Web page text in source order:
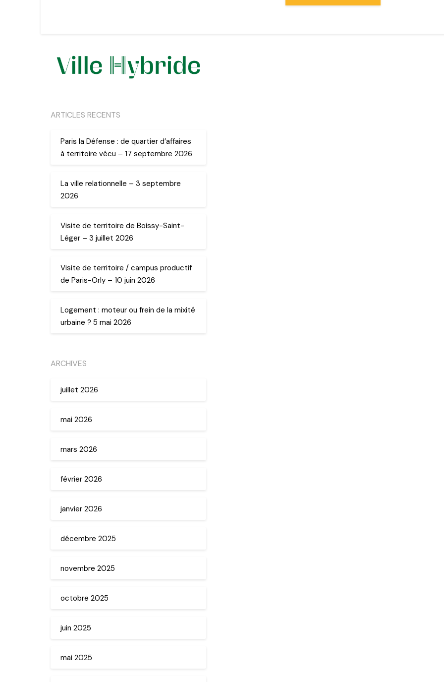
ARTICLES RECENTS
Paris la Défense : de quartier d’affaires
à territoire vécu – 17 septembre 2026
La ville relationnelle – 3 septembre
2026
Visite de territoire de Boissy-Saint-
Léger – 3 juillet 2026
Visite de territoire / campus productif
de Paris-Orly – 10 juin 2026
Logement : moteur ou frein de la mixité
urbaine ? 5 mai 2026
ARCHIVES
juillet 2026
mai 2026
mars 2026
février 2026
janvier 2026
décembre 2025
novembre 2025
octobre 2025
juin 2025
mai 2025